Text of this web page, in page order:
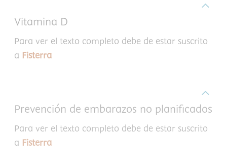
Vitamina D
Para ver el texto completo debe de estar suscrito
a Fisterra
Prevención de embarazos no planificados
Para ver el texto completo debe de estar suscrito
a Fisterra